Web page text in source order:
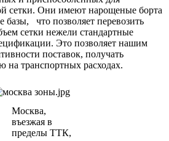
сетки. Они имеют нарощеные борта
базы, что позволяет перевозить
сетки нежели стандартные
Это позволяет нашим
поставок, получать
на транспортных расходах.
Москва,
въезжая в
пределы ТТК,